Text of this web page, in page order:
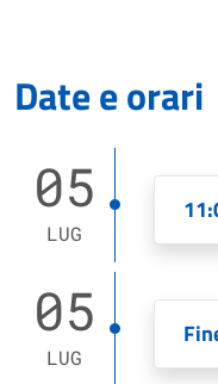
Date e orari
05
LUG
05
LUG